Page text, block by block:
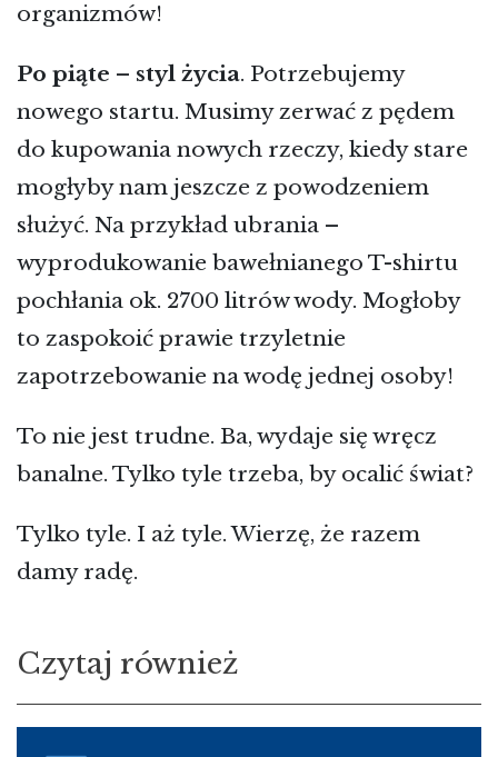
organizmów!
Po piąte – styl życia. Potrzebujemy
nowego startu. Musimy zerwać z pędem
do kupowania nowych rzeczy, kiedy stare
mogłyby nam jeszcze z powodzeniem
służyć. Na przykład ubrania –
wyprodukowanie bawełnianego T-shirtu
pochłania ok. 2700 litrów wody. Mogłoby
to zaspokoić prawie trzyletnie
zapotrzebowanie na wodę jednej osoby!
To nie jest trudne. Ba, wydaje się wręcz
banalne. Tylko tyle trzeba, by ocalić świat?
Tylko tyle. I aż tyle. Wierzę, że razem
damy radę.
Czytaj również